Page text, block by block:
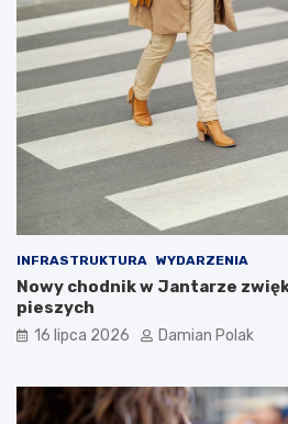
INFRASTRUKTURA WYDARZENIA
Nowy chodnik w Jantarze
pieszych
16 lipca 2026 Damian Polak